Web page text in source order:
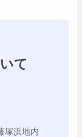
て
塚浜地内